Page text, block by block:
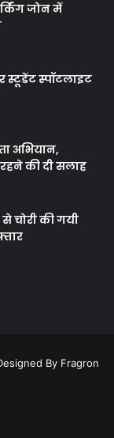
जोन में
स्पॉटलाइट
अभियान,
की दी सलाह
चोरी की गयी
By Fragron